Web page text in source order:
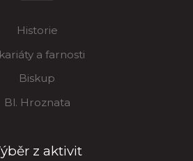
Historie
a farnosti
Biskup
Bl. Hroznata
z aktivit